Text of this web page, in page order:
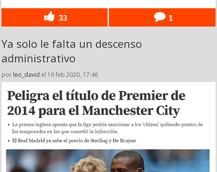
33 1
Ya solo le falta un descenso
administrativo
por leo_david el 16 feb 2020, 17:46